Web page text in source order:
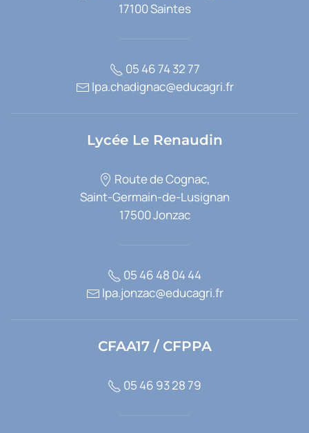
17100 Saintes
05 46 74 32 77
lpa.chadignac@educagri.fr
Lycée Le Renaudin
Route de Cognac,
Saint-Germain-de-Lusignan
17500 Jonzac
05 46 48 04 44
lpa.jonzac@educagri.fr
CFAA17 / CFPPA
05 46 93 28 79